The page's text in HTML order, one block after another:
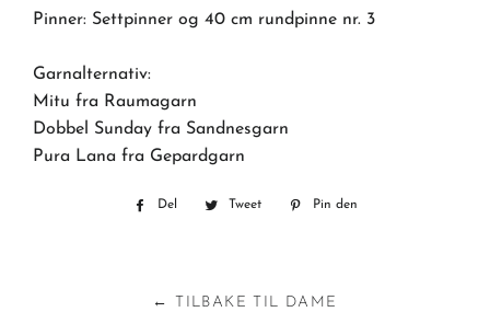
Pinner: Settpinner og 40 cm rundpinne nr. 3
Garnalternativ:
Mitu fra Raumagarn
Dobbel Sunday fra Sandnesgarn
Pura Lana fra Gepardgarn
Del
Del
Tweet
Tweet
Pin den
← TILBAKE TIL DAME